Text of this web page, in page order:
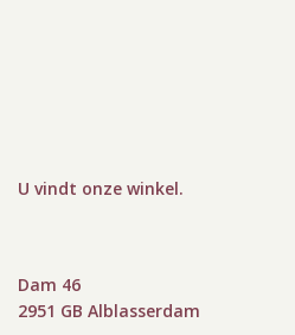
U vindt onze winkel.
Dam 46
2951 GB Alblasserdam